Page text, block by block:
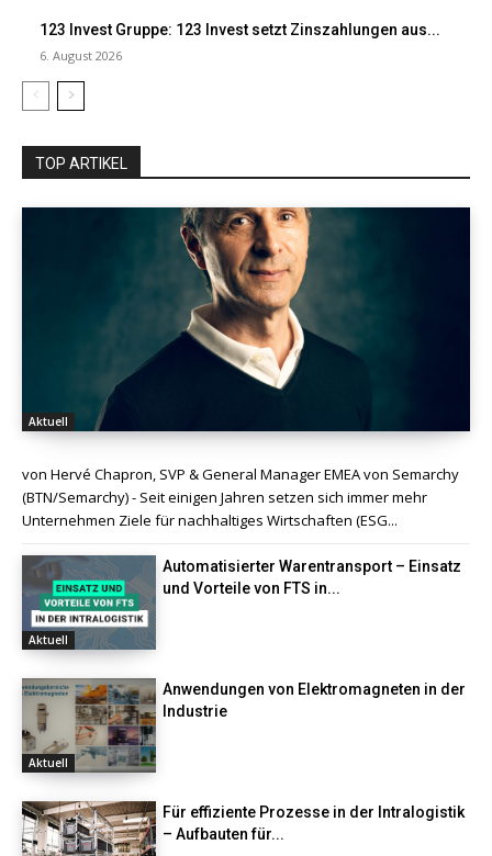
123 Invest Gruppe: 123 Invest setzt Zinszahlungen aus...
6. August 2026
TOP ARTIKEL
Aktuell
von Hervé Chapron, SVP & General Manager EMEA von Semarchy
(BTN/Semarchy) - Seit einigen Jahren setzen sich immer mehr
Unternehmen Ziele für nachhaltiges Wirtschaften (ESG...
Aktuell
Automatisierter Warentransport – Einsatz
und Vorteile von FTS in...
Aktuell
Anwendungen von Elektromagneten in der
Industrie
Für effiziente Prozesse in der Intralogistik
– Aufbauten für...